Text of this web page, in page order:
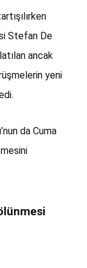
Stefan De
ancak
yeni
da Cuma